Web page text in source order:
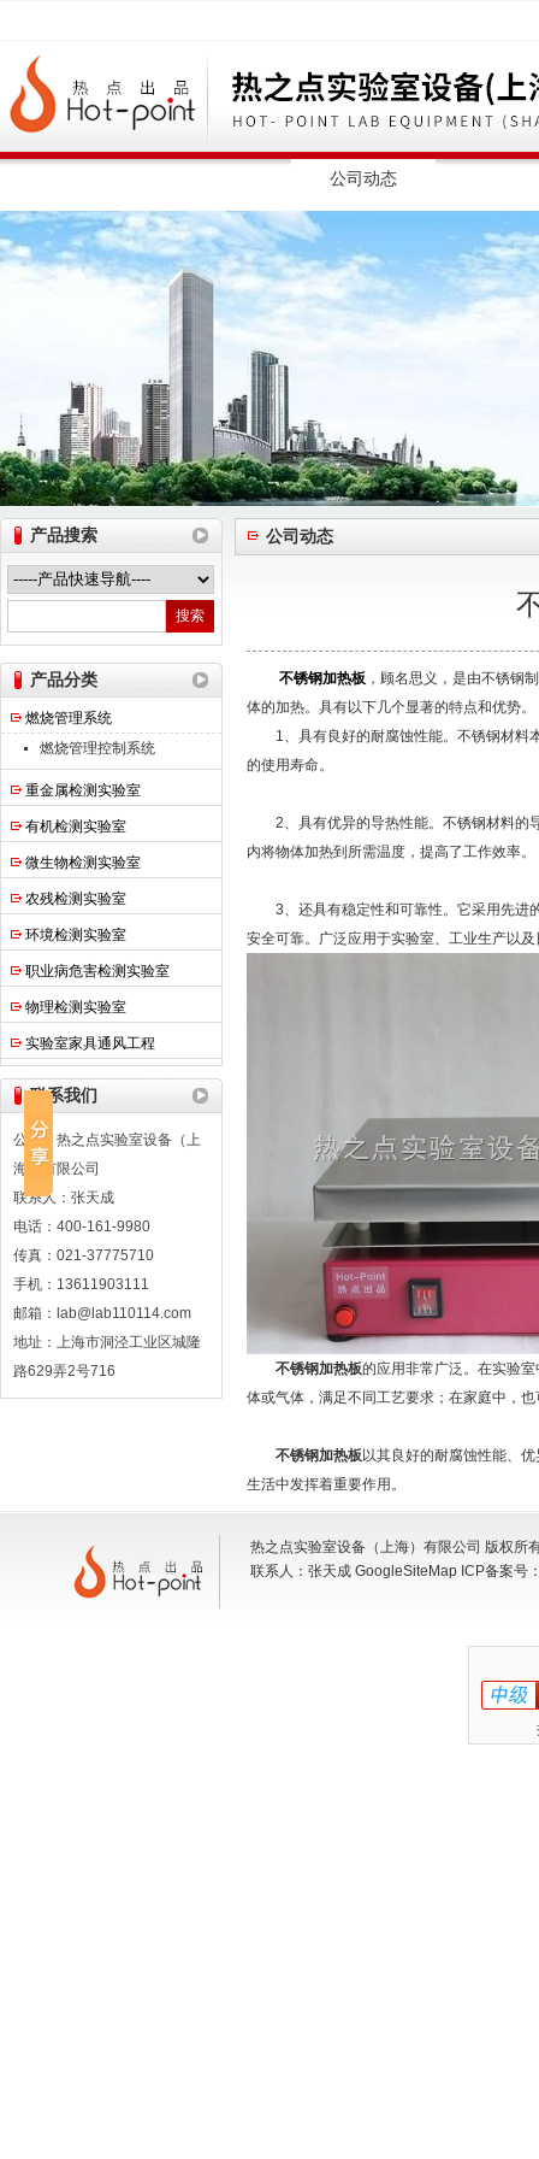
热之点实验室设备（上海）有限公司
公司动态
产品搜索
产品分类
燃烧管理系统
燃烧管理控制系统
重金属检测实验室
有机检测实验室
微生物检测实验室
农残检测实验室
环境检测实验室
职业病危害检测实验室
物理检测实验室
实验室家具通风工程
联系我们
公司：热之点实验室设备（上
海）有限公司
联系人：张天成
电话：400-161-9980
传真：021-37775710
手机：13611903111
邮箱：lab@lab110114.com
地址：上海市洞泾工业区城隆
路629弄2号716
公司动态
不锈钢加热板 ，顾名思义，是由不锈钢
体的加热。具有以下几个显著的特点和优势。
1、具有良好的耐腐蚀性能。不锈钢材料本
的使用寿命。
2、具有优异的导热性能。不锈钢材料的导
内将物体加热到所需温度，提高了工作效率。
3、还具有稳定性和可靠性。它采用先进的
安全可靠。广泛应用于实验室、工业生产以
不锈钢加热板的应用非常广泛。在实验
体或气体，满足不同工艺要求；在家庭中，
不锈钢加热板以其良好的耐腐蚀性能、
生活中发挥着重要作用。
热之点实验室设备（上海）有限公司 版权
联系人：张天成 GoogleSiteMap ICP备案号